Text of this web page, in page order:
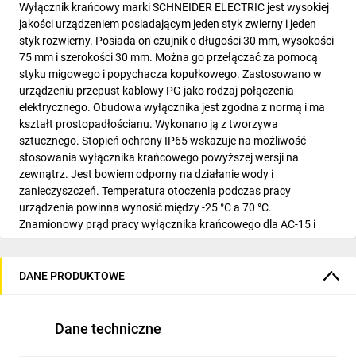
Wyłącznik krańcowy marki SCHNEIDER ELECTRIC jest wysokiej
jakości urządzeniem posiadającym jeden styk zwierny i jeden
styk rozwierny. Posiada on czujnik o długości 30 mm, wysokości
75 mm i szerokości 30 mm. Można go przełączać za pomocą
styku migowego i popychacza kopułkowego. Zastosowano w
urządzeniu przepust kablowy PG jako rodzaj połączenia
elektrycznego. Obudowa wyłącznika jest zgodna z normą i ma
kształt prostopadłościanu. Wykonano ją z tworzywa
sztucznego. Stopień ochrony IP65 wskazuje na możliwość
stosowania wyłącznika krańcowego powyższej wersji na
zewnątrz. Jest bowiem odporny na działanie wody i
zanieczyszczeń. Temperatura otoczenia podczas pracy
urządzenia powinna wynosić między -25 °C a 70 °C.
Znamionowy prąd pracy wyłącznika krańcowego dla AC-15 i
napięcia 125 V wynosi 6 A, dla AC-15 i 230 V jest równy 3 A. Dla
V wynosi 0,1 A. Urządzenie umieszczono w kolekcji OxiSense XC,
trafią do punktów sprzedaży, przechodzą testy sprawdzające.
DANE PRODUKTOWE
Dane techniczne